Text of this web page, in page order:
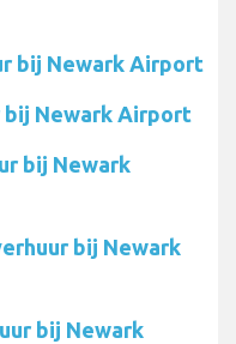
bij Newark Airport
bij Newark Airport
bij Newark
bij Newark
bij Newark